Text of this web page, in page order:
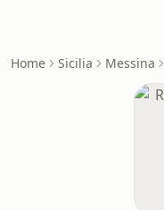
Home Sicilia Messina